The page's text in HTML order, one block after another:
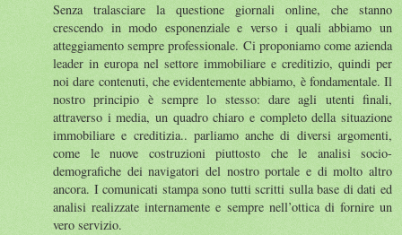
Senza tralasciare la questione giornali online, che stanno
crescendo in modo esponenziale e verso i quali abbiamo un
atteggiamento sempre professionale. Ci proponiamo come azienda
leader in europa nel settore immobiliare e creditizio, quindi per
noi dare contenuti, che evidentemente abbiamo, è fondamentale. Il
nostro principio è sempre lo stesso: dare agli utenti finali,
attraverso i media, un quadro chiaro e completo della situazione
immobiliare e creditizia.. parliamo anche di diversi argomenti,
come le nuove costruzioni piuttosto che le analisi socio-
demografiche dei navigatori del nostro portale e di molto altro
ancora. I comunicati stampa sono tutti scritti sulla base di dati ed
analisi realizzate internamente e sempre nell’ottica di fornire un
vero servizio.